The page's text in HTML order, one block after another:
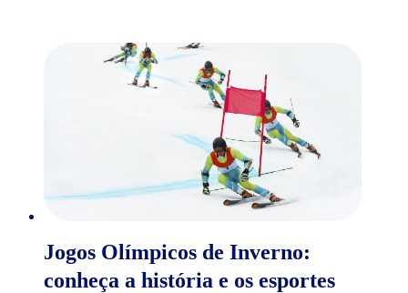
Jogos Olímpicos de Inverno:
conheça a história e os esportes